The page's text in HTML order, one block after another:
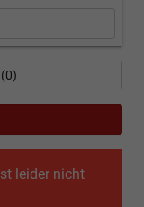
leider nicht
0)